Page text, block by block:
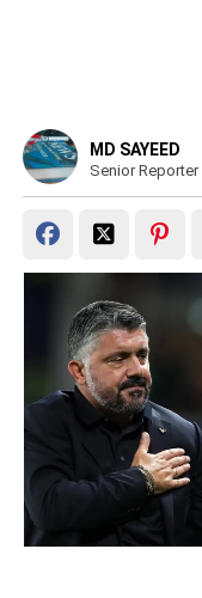
MD SAYEED
Senior Reporter